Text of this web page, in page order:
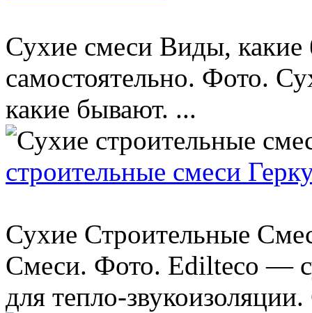
Сухие смеси Виды, какие
самостоятельно. Фото.
какие бывают. ...
строительные смеси
Сухие Строительные
Смеси. Фото. Edilteco —
для тепло-